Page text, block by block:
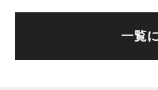
ポルセイド浜田
ミラクルスマイル新居浜
一覧